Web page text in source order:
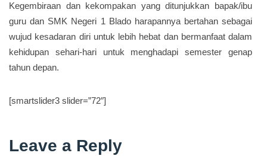
Kegembiraan dan kekompakan yang ditunjukkan bapak/ibu
guru dan SMK Negeri 1 Blado harapannya bertahan sebagai
wujud kesadaran diri untuk lebih hebat dan bermanfaat dalam
kehidupan sehari-hari untuk menghadapi semester genap
tahun depan.
[smartslider3 slider=”72″]
Leave a Reply